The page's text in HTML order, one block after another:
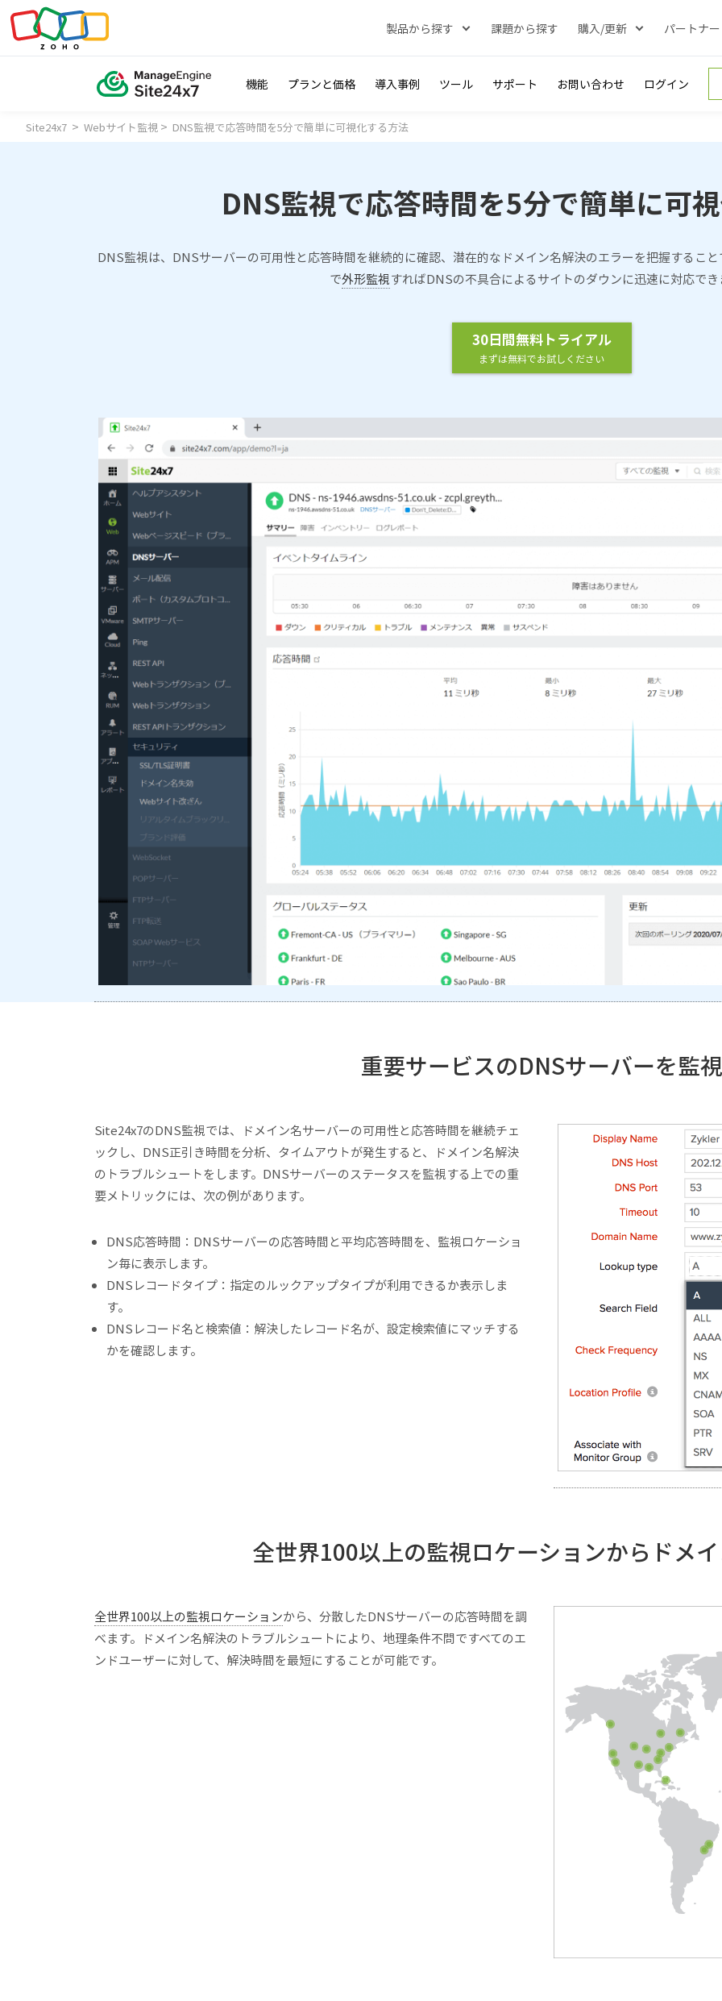
製品から探す 課題から探す 購入/更新 パートナー
機能 プランと価格 導入事例 ツール サポート お問い合わせ ログイン
Site24x7 > Webサイト監視 > DNS監視で応答時間を5分で簡単に可視化する方法
DNS監視で応答時間を5分で簡単に可
DNS監視は、DNSサーバーの可用性と応答時間を継続的に確認、潜在的なドメイン名解決のエラーを把握するこ
で外形監視すればDNSの不具合によるサイトのダウンに迅速に対応でき
30日間無料トライアル
まずは無料でお試しください
重要サービスのDNSサーバーを監視
Site24x7のDNS監視では、ドメイン名サーバーの可用性と応答時間を継続チェ
ックし、DNS正引き時間を分析、タイムアウトが発生すると、ドメイン名解決
のトラブルシュートをします。DNSサーバーのステータスを監視する上での重
要メトリックには、次の例があります。
DNS応答時間：DNSサーバーの応答時間と平均応答時間を、監視ロケーショ
ン毎に表示します。
DNSレコードタイプ：指定のルックアップタイプが利用できるか表示しま
す。
DNSレコード名と検索値：解決したレコード名が、設定検索値にマッチする
かを確認します。
全世界100以上の監視ロケーションからドメ
全世界100以上の監視ロケーションから、分散したDNSサーバーの応答時間を調
べます。ドメイン名解決のトラブルシュートにより、地理条件不問ですべてのエ
ンドユーザーに対して、解決時間を最短にすることが可能です。